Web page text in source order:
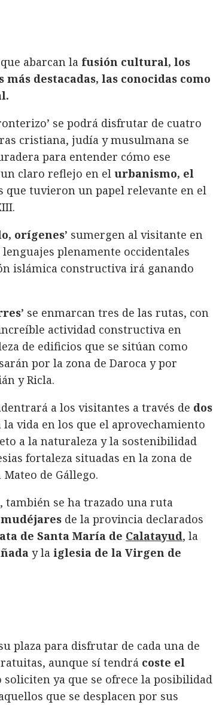
abarcan la fusión cultural, los
destacadas, las conocidas como
se podrá disfrutar de cuatro
cristiana, judía y musulmana se
para entender cómo ese
claro reflejo en el urbanismo, el
que tuvieron un papel relevante en el
orígenes’ sumergen al visitante en
plenamente occidentales
islámica constructiva irá ganando
se enmarcan tres de las rutas, con
actividad constructiva en
de edificios que se sitúan como
por la zona de Daroca y por
y Ricla.
a los visitantes a través de dos
la vida en los que el aprovechamiento
a la naturaleza y la sostenibilidad
fortaleza situadas en la zona de
de Gállego.
también se ha trazado una ruta
de la provincia declarados
de Santa María de Calatayud, la
y la iglesia de la Virgen de
plaza para disfrutar de cada una de
aunque sí tendrá coste el
soliciten ya que se ofrece la posibilidad
que se desplacen por sus